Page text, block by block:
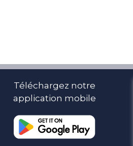
Téléchargez notre
application mobile